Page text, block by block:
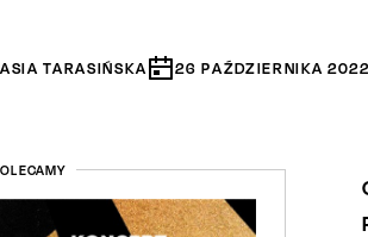
ASIA TARASIŃSKA 26 PAŹDZIERNIKA 2022